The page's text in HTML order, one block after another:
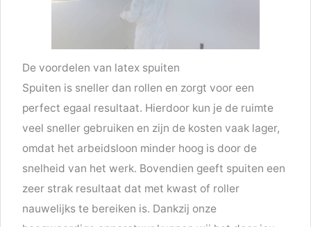
De voordelen van latex spuiten
Spuiten is sneller dan rollen en zorgt voor een
perfect egaal resultaat. Hierdoor kun je de ruimte
veel sneller gebruiken en zijn de kosten vaak lager,
omdat het arbeidsloon minder hoog is door de
snelheid van het werk. Bovendien geeft spuiten een
zeer strak resultaat dat met kwast of roller
nauwelijks te bereiken is. Dankzij onze